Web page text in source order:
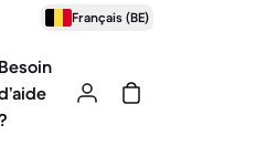
Français (BE)
Besoin